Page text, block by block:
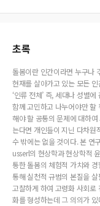
초록
돌봄이란 인간이라면 누구나
현재를 살아가고 있는 모든
‘인류 전체’ 즉, 세대나 성별
함께 고민하고 나누어야만 할
해야 할 공통의 문제에 대하
는다면 개인들이 지닌 다차
수 밖에는 없을 것이다. 본 연
usserl의 현상학과 현상학적
통한 돌봄의 체험적 가치와
통해 실천적 규범의 본질을
고찰하게 하여 고령화 사회로
화를 형성하는데 그 의의가 있